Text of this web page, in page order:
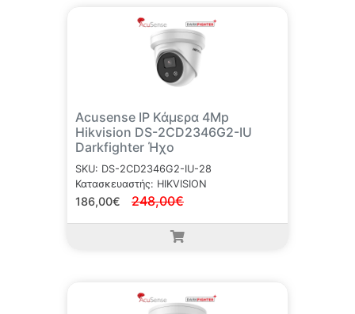
Acusense IP Κάμερα 4Mp
Hikvision DS-2CD2346G2-IU
Darkfighter Ήχο
SKU: DS-2CD2346G2-IU-28
Κατασκευαστής: HIKVISION
186,00€ 248,00€